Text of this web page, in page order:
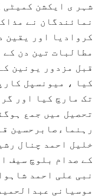
شہر ی ایکشن کمیٹی
نمائندگان نے
کروادیا اور یقین
مطالبات تین دن
قبل مزدور یونین
کیا ، میونسپل
تک مارچ کیا اور
تحصیل میں جمع
رہنماءصابرحسین
خلیل احمد چنال
کے صدام بلوچ سیف
نبی علی احمد
موسیانی